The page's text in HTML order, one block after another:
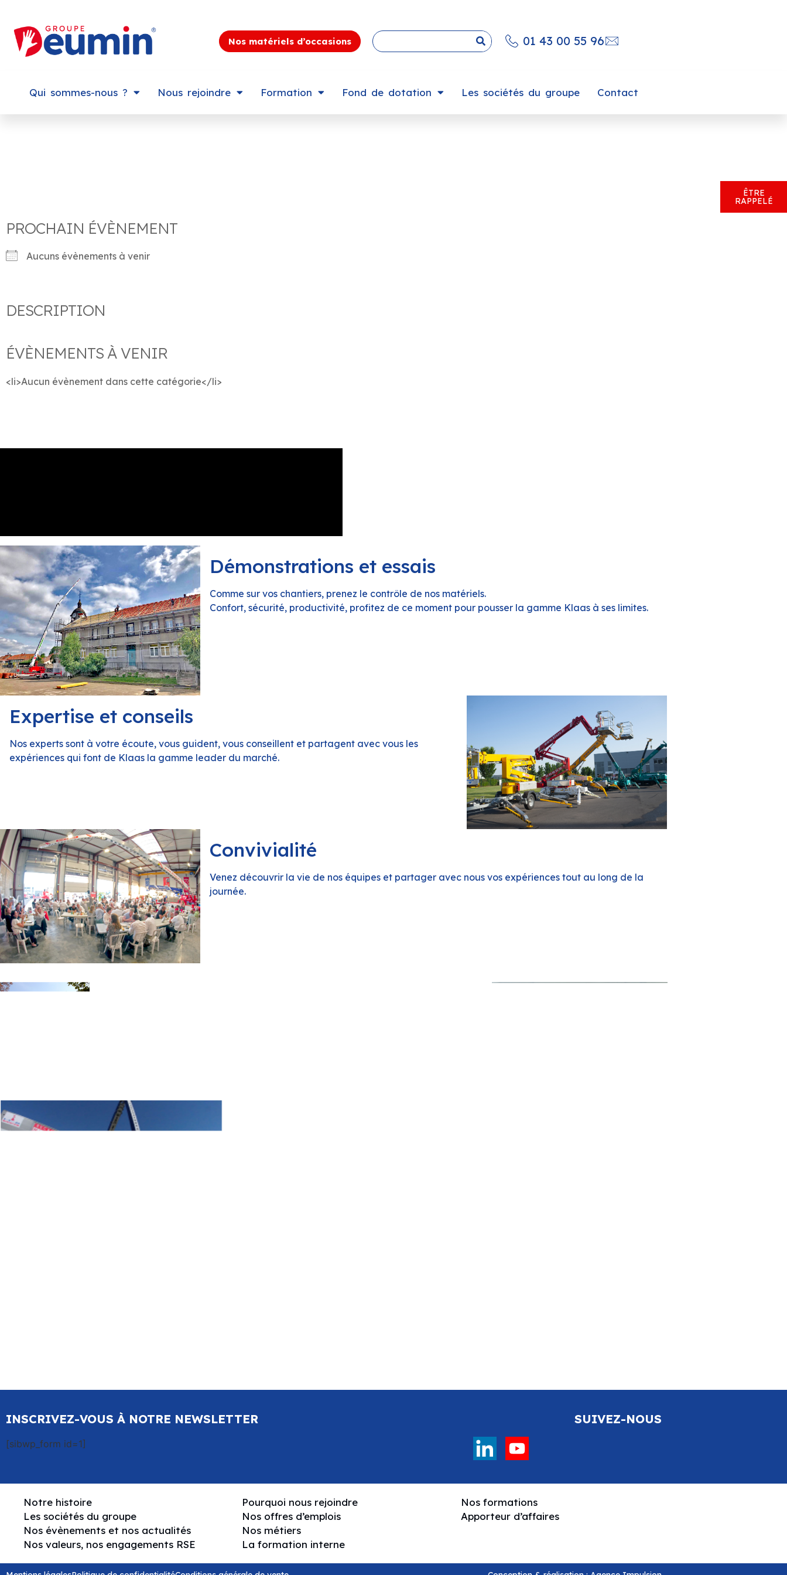
ÊTRE
RAPPELÉ
Nos matériels d’occasions 01 43 00 55 96
Qui sommes-nous ? Nous rejoindre Formation Fond de dotation Les sociétés du groupe Contact
PROCHAIN ÉVÈNEMENT
Aucuns évènements à venir
DESCRIPTION
ÉVÈNEMENTS À VENIR
<li>Aucun évènement dans cette catégorie</li>
Démonstrations et essais
Comme sur vos chantiers, prenez le contrôle de nos matériels.
Confort, sécurité, productivité, profitez de ce moment pour pousser la gamme Klaas à ses limites.­
Expertise et conseils
Nos experts sont à votre écoute, vous guident, vous conseillent et partagent avec vous les
expériences qui font de Klaas la gamme leader du marché.
Convivialité
Venez découvrir la vie de nos équipes et partager avec nous vos expériences tout au long de la
journée.
INSCRIVEZ-VOUS À NOTRE NEWSLETTER
[sibwp_form id=1]
SUIVEZ-NOUS
Notre histoire
Les sociétés du groupe
Nos évènements et nos actualités
Nos valeurs, nos engagements RSE
Pourquoi nous rejoindre
Nos offres d’emplois
Nos métiers
La formation interne
Nos formations
Apporteur d’affaires